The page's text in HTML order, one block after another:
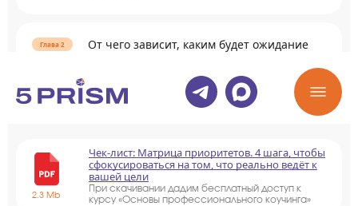
От чего зависит, каким будет ожидание
Раскрыть содержание
2.3 Mb
Чек-лист: Матрица приоритетов. 4 шага, чтобы
сфокусироваться на том, что реально ведёт к
вашей цели
При скачивании дадим бесплатный доступ к
курсу «Основы профессионального коучинга»